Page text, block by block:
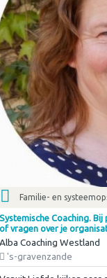
Familie- en
Systemische Coaching.
of vragen over je
Alba Coaching Westland
's-gravenzande